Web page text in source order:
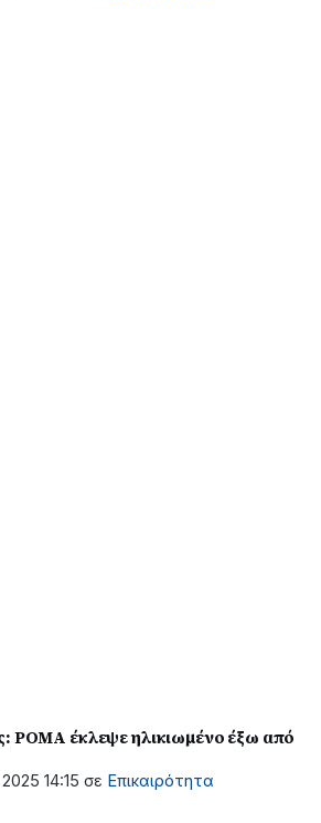
ΡΟΜΑ έκλεψε ηλικιωμένο έξω από
14:15 σε Επικαιρότητα